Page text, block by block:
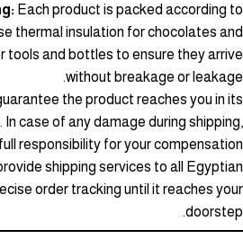
Each product is packed according to
thermal insulation for chocolates and
tools and bottles to ensure they arrive
without breakage or leakage.
the product reaches you in its
case of any damage during shipping,
responsibility for your compensation.
shipping services to all Egyptian
order tracking until it reaches your
doorstep.